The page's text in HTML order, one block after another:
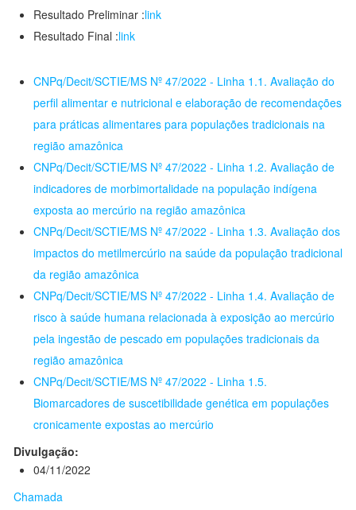
Resultado Preliminar :link
Resultado Final :link
CNPq/Decit/SCTIE/MS Nº 47/2022 - Linha 1.1. Avaliação do
perfil alimentar e nutricional e elaboração de recomendações
para práticas alimentares para populações tradicionais na
região amazônica
CNPq/Decit/SCTIE/MS Nº 47/2022 - Linha 1.2. Avaliação de
indicadores de morbimortalidade na população indígena
exposta ao mercúrio na região amazônica
CNPq/Decit/SCTIE/MS Nº 47/2022 - Linha 1.3. Avaliação dos
impactos do metilmercúrio na saúde da população tradicional
da região amazônica
CNPq/Decit/SCTIE/MS Nº 47/2022 - Linha 1.4. Avaliação de
risco à saúde humana relacionada à exposição ao mercúrio
pela ingestão de pescado em populações tradicionais da
região amazônica
CNPq/Decit/SCTIE/MS Nº 47/2022 - Linha 1.5.
Biomarcadores de suscetibilidade genética em populações
cronicamente expostas ao mercúrio
Divulgação:
04/11/2022
Chamada